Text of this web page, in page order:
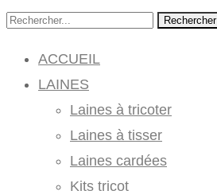
Rechercher
ACCUEIL
LAINES
Laines à tricoter
Laines à tisser
Laines cardées
Kits tricot